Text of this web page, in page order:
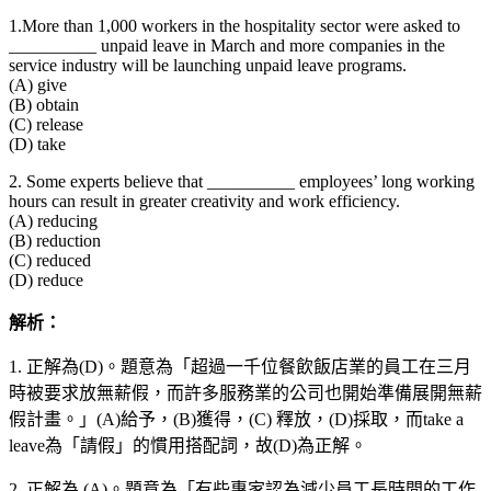
1.More than 1,000 workers in the hospitality sector were asked to
__________ unpaid leave in March and more companies in the
service industry will be launching unpaid leave programs.
(A) give
(B) obtain
(C) release
(D) take
2. Some experts believe that __________ employees’ long working
hours can result in greater creativity and work efficiency.
(A) reducing
(B) reduction
(C) reduced
(D) reduce
解析：
1. 正解為(D)。題意為「超過一千位餐飲飯店業的員工在三月
時被要求放無薪假，而許多服務業的公司也開始準備展開無薪
假計畫。」(A)給予，(B)獲得，(C) 釋放，(D)採取，而take a
leave為「請假」的慣用搭配詞，故(D)為正解。